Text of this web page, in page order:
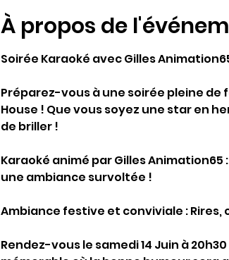
À propos de
Soirée Karaoké avec Gilles
Préparez-vous à une soirée pleine de
House ! Que vous soyez une star en
de briller !
Karaoké animé par Gilles
une ambiance survoltée !
Ambiance festive et conviviale :
Rendez-vous le samedi 14 Juin à